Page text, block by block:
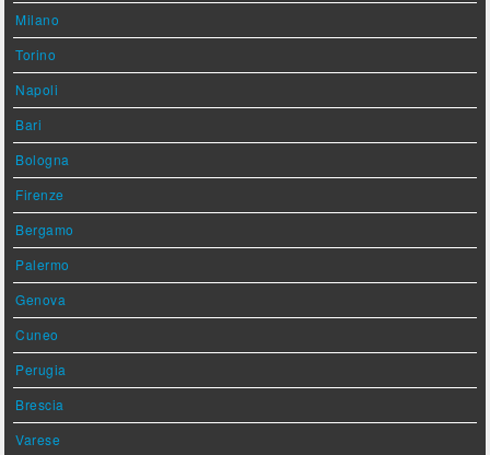
Milano
Torino
Napoli
Bari
Bologna
Firenze
Bergamo
Palermo
Genova
Cuneo
Perugia
Brescia
Varese